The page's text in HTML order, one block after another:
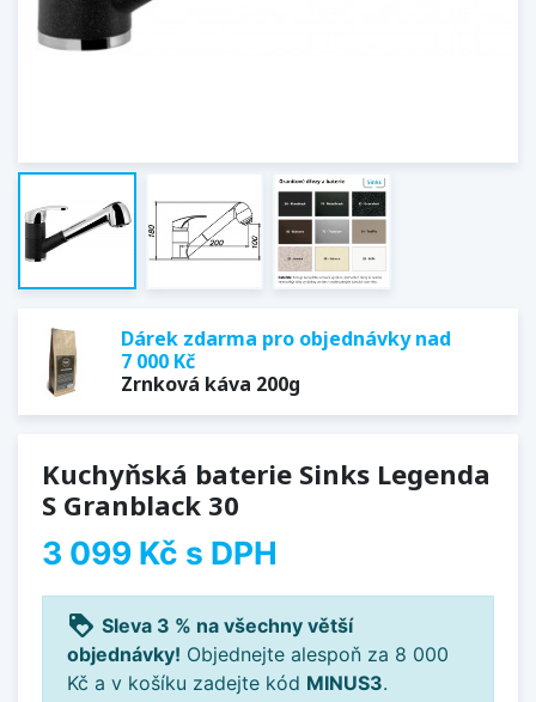
Dárek zdarma pro objednávky nad
7 000 Kč
Zrnková káva 200g
Kuchyňská baterie Sinks Legenda
S Granblack 30
3 099 Kč s DPH
loyalty Sleva 3 % na všechny větší
objednávky! Objednejte alespoň za 8 000
Kč a v košíku zadejte kód MINUS3.